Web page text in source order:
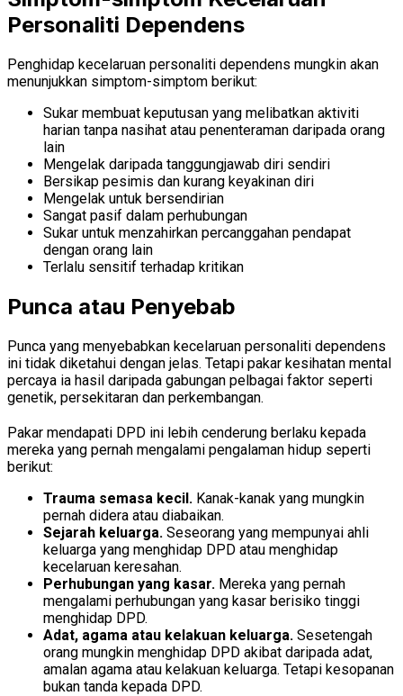
Personaliti Dependens
Penghidap kecelaruan personaliti dependens mungkin akan
menunjukkan simptom-simptom berikut:
Sukar membuat keputusan yang melibatkan aktiviti
harian tanpa nasihat atau penenteraman daripada orang
lain
Mengelak daripada tanggungjawab diri sendiri
Bersikap pesimis dan kurang keyakinan diri
Mengelak untuk bersendirian
Sangat pasif dalam perhubungan
Sukar untuk menzahirkan percanggahan pendapat
dengan orang lain
Terlalu sensitif terhadap kritikan
Punca atau Penyebab
Punca yang menyebabkan kecelaruan personaliti dependens
ini tidak diketahui dengan jelas. Tetapi pakar kesihatan mental
percaya ia hasil daripada gabungan pelbagai faktor seperti
genetik, persekitaran dan perkembangan.
Pakar mendapati DPD ini lebih cenderung berlaku kepada
mereka yang pernah mengalami pengalaman hidup seperti
berikut:
Trauma semasa kecil. Kanak-kanak yang mungkin
pernah didera atau diabaikan.
Sejarah keluarga. Seseorang yang mempunyai ahli
keluarga yang menghidap DPD atau menghidap
kecelaruan keresahan.
Perhubungan yang kasar. Mereka yang pernah
mengalami perhubungan yang kasar berisiko tinggi
menghidap DPD.
Adat, agama atau kelakuan keluarga. Sesetengah
orang mungkin menghidap DPD akibat daripada adat,
amalan agama atau kelakuan keluarga. Tetapi kesopanan
bukan tanda kepada DPD.